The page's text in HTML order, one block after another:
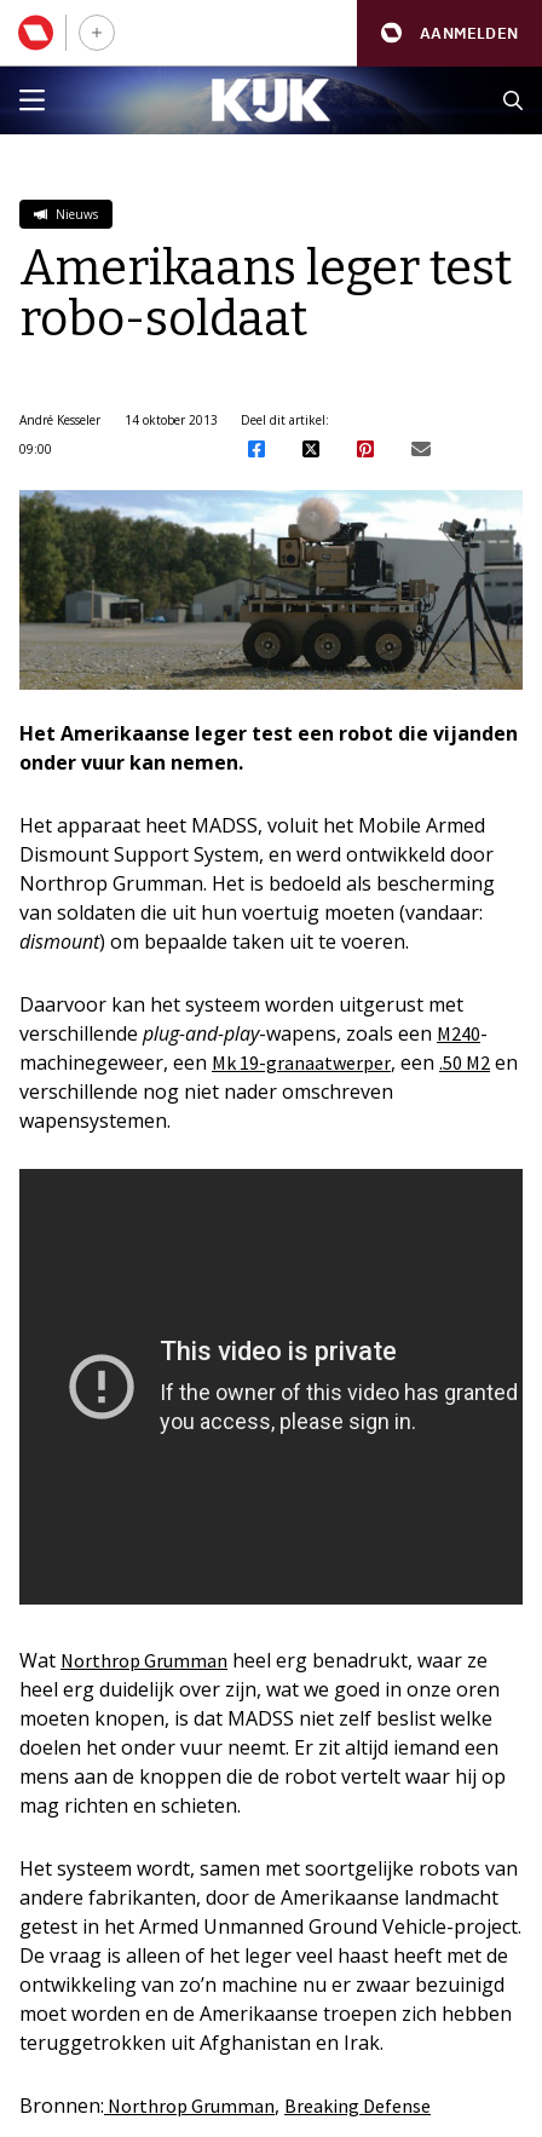
AANMELDEN
Nieuws
Amerikaans leger test
robo-soldaat
André Kesseler
14 oktober 2013
09:00
Deel dit artikel:
Het Amerikaanse leger test een robot die vijanden
onder vuur kan nemen.
Het apparaat heet MADSS, voluit het Mobile Armed
Dismount Support System, en werd ontwikkeld door
Northrop Grumman. Het is bedoeld als bescherming
van soldaten die uit hun voertuig moeten (vandaar:
dismount) om bepaalde taken uit te voeren.
Daarvoor kan het systeem worden uitgerust met
verschillende plug-and-play-wapens, zoals een M240-
machinegeweer, een Mk 19-granaatwerper, een .50 M2 en
verschillende nog niet nader omschreven
wapensystemen.
Wat Northrop Grumman heel erg benadrukt, waar ze
heel erg duidelijk over zijn, wat we goed in onze oren
moeten knopen, is dat MADSS niet zelf beslist welke
doelen het onder vuur neemt. Er zit altijd iemand een
mens aan de knoppen die de robot vertelt waar hij op
mag richten en schieten.
Het systeem wordt, samen met soortgelijke robots van
andere fabrikanten, door de Amerikaanse landmacht
getest in het Armed Unmanned Ground Vehicle-project.
De vraag is alleen of het leger veel haast heeft met de
ontwikkeling van zo’n machine nu er zwaar bezuinigd
moet worden en de Amerikaanse troepen zich hebben
teruggetrokken uit Afghanistan en Irak.
Bronnen: Northrop Grumman, Breaking Defense